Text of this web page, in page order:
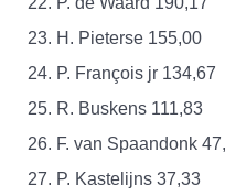
23. H. Pieterse 155,00
24. P. François jr 134,67
25. R. Buskens 111,83
26. F. van Spaandonk
27. P. Kastelijns 37,33